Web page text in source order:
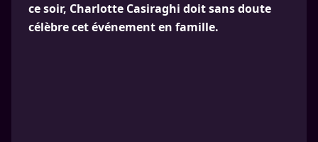
ce soir, Charlotte Casiraghi doit sans doute
célèbre cet événement en famille.